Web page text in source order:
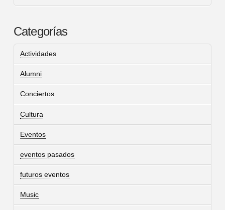
Categorías
Actividades
Alumni
Conciertos
Cultura
Eventos
eventos pasados
futuros eventos
Music